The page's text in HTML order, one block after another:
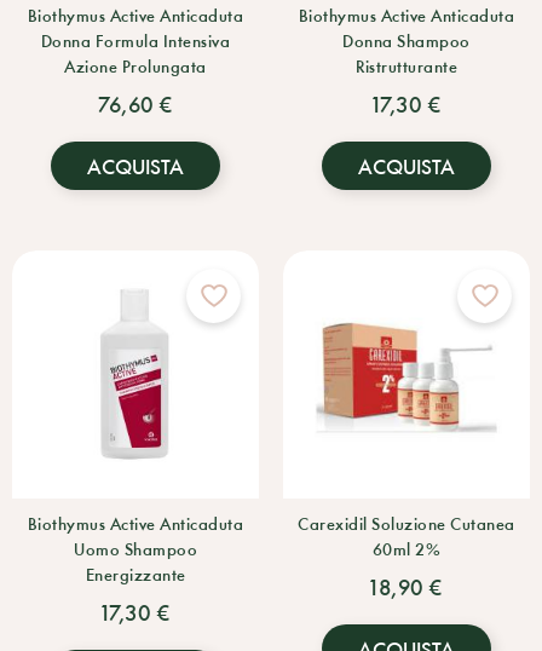
Biothymus Active Anticaduta
Donna Formula Intensiva
Azione Prolungata
76,60 €
ACQUISTA
Biothymus Active Anticaduta
Donna Shampoo
Ristrutturante
17,30 €
ACQUISTA
Biothymus Active Anticaduta
Uomo Shampoo
Energizzante
17,30 €
Carexidil Soluzione Cutanea
60ml 2%
18,90 €